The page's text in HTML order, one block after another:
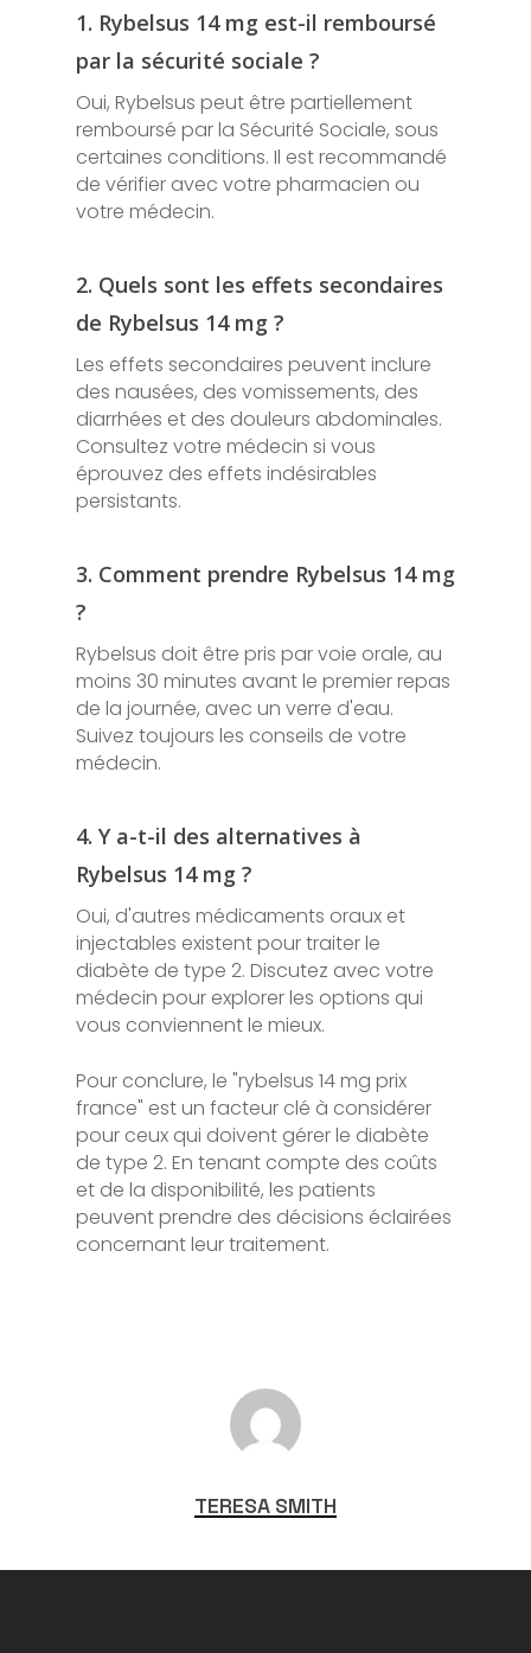
1. Rybelsus 14 mg est-il remboursé
par la sécurité sociale ?
Oui, Rybelsus peut être partiellement
remboursé par la Sécurité Sociale, sous
certaines conditions. Il est recommandé
de vérifier avec votre pharmacien ou
votre médecin.
2. Quels sont les effets secondaires
de Rybelsus 14 mg ?
Les effets secondaires peuvent inclure
des nausées, des vomissements, des
diarrhées et des douleurs abdominales.
Consultez votre médecin si vous
éprouvez des effets indésirables
persistants.
3. Comment prendre Rybelsus 14 mg
?
Rybelsus doit être pris par voie orale, au
moins 30 minutes avant le premier repas
de la journée, avec un verre d'eau.
Suivez toujours les conseils de votre
médecin.
4. Y a-t-il des alternatives à
Rybelsus 14 mg ?
Oui, d'autres médicaments oraux et
injectables existent pour traiter le
diabète de type 2. Discutez avec votre
médecin pour explorer les options qui
vous conviennent le mieux.
Pour conclure, le "rybelsus 14 mg prix
france" est un facteur clé à considérer
pour ceux qui doivent gérer le diabète
de type 2. En tenant compte des coûts
et de la disponibilité, les patients
peuvent prendre des décisions éclairées
concernant leur traitement.
TERESA SMITH